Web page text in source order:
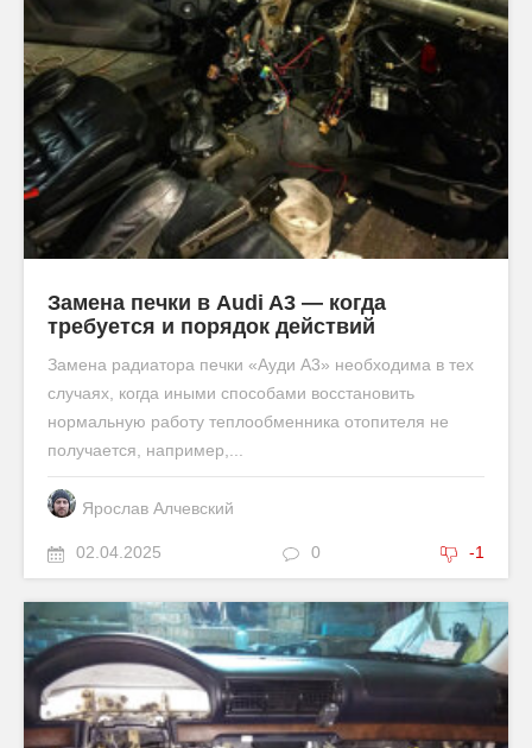
Замена печки в Audi A3 — когда
требуется и порядок действий
Замена радиатора печки «Ауди А3» необходима в тех
случаях, когда иными способами восстановить
нормальную работу теплообменника отопителя не
получается, например,...
Ярослав Алчевский
02.04.2025 0 -1